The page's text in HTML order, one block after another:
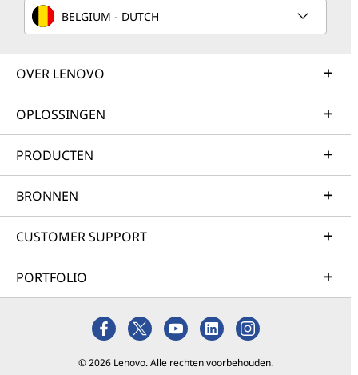
BELGIUM - DUTCH
OVER LENOVO
OPLOSSINGEN
PRODUCTEN
BRONNEN
CUSTOMER SUPPORT
PORTFOLIO
© 2026 Lenovo. Alle rechten voorbehouden.